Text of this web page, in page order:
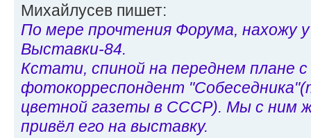
Михайлусев пишет:
По мере прочтения Форума, нахожу
Выставки-84.
Кстати, спиной на переднем плане
фотокорреспондент
цветной газеты в СССР). Мы с ним
привёл его на выставку.